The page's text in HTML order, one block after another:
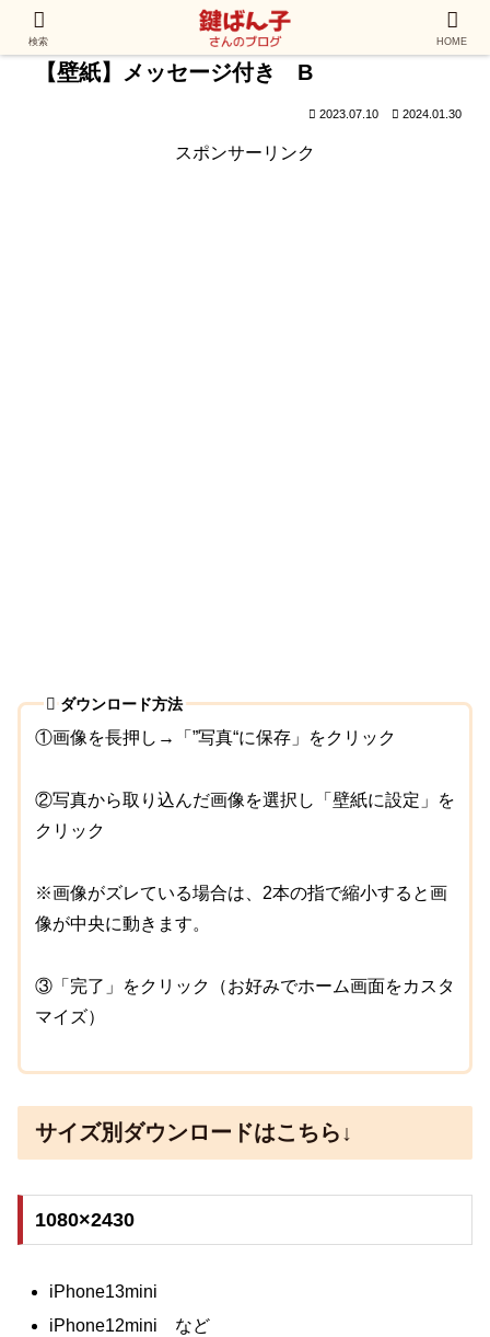
【壁紙】メッセージ付き B
2023.07.10 2024.01.30
スポンサーリンク
ダウンロード方法
①画像を長押し→「”写真“に保存」をクリック
②写真から取り込んだ画像を選択し「壁紙に設定」を
クリック
※画像がズレている場合は、2本の指で縮小すると画
像が中央に動きます。
③「完了」をクリック（お好みでホーム画面をカスタ
マイズ）
サイズ別ダウンロードはこちら↓
1080×2430
iPhone13mini
iPhone12mini など
検索 HOME